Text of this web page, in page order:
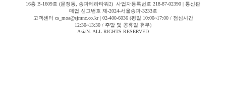
16층 B-1609호 (문정동, 송파테라타워2) 사업자등록번호 218-87-02390 | 통신판
매업 신고번호 제-2024-서울송파-3233호
고객센터 cs_moa@sjmnc.co.kr | 02-400-6036 (평일 10:00~17:00 / 점심시간
12:30~13:30 / 주말 및 공휴일 휴무)
AsiaN. ALL RIGHTS RESERVED